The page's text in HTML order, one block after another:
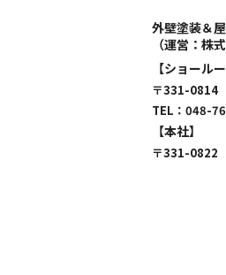
外壁塗装＆
（運営：株
【ショールー
〒331-0814
TEL： 048-
【本社】
〒331-0822